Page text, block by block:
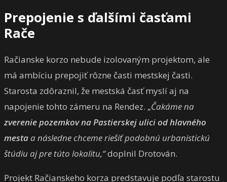
Prepojenie s ďalšími časťami
Rače
Račianske korzo nebude izolovaným projektom, ale
má ambíciu prepojiť rôzne časti mestskej časti.
Starosta zdôraznil, že mestská časť myslí aj na
napojenie tohto zámeru na Rendez. „Čakáme na
zverenie pozemkov na Pastierskej ulici od hlavného
mesta a následne chceme riešiť podobnú urbanistickú
štúdiu aj pre túto lokalitu,“doplnil Drotován.
Projekt Račianskeho korza predstavuje podľa starostu